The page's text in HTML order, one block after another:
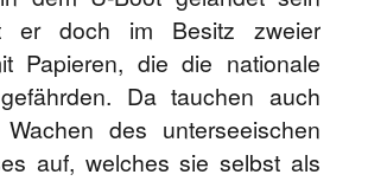
er doch im Besitz zweier
Papieren, die die nationale
Da tauchen auch
des unterseeischen
auf, welches sie selbst als